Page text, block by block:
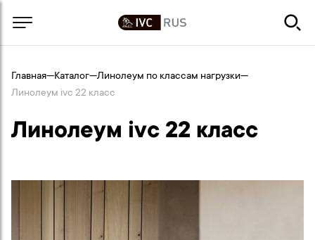
Главная—Каталог—Линолеум по классам нагрузки—
Линолеум ivc 22 класс
Линолеум ivc 22 класс